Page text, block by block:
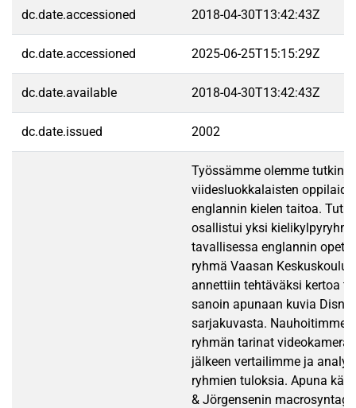
dc.date.accessioned 2018-04-30T13:42:43Z
dc.date.accessioned 2025-06-25T15:15:29Z
dc.date.available 2018-04-30T13:42:43Z
dc.date.issued 2002
Työssämme olemme
viidesluokkalaisten
englannin kielen taitoa.
osallistui yksi
tavallisessa englannin
ryhmä Vaasan
annettiin tehtäväksi kertoa
sanoin apunaan kuvia
sarjakuvasta. Nauhoitimme
ryhmän tarinat
jälkeen vertailimme ja
ryhmien tuloksia. Apuna
& Jörgensenin